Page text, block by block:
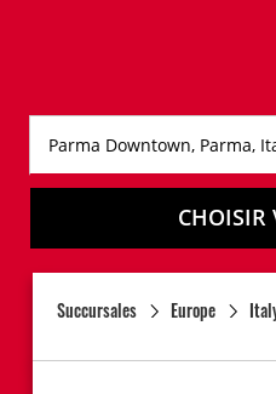
CHOISIR
Succursales Europe